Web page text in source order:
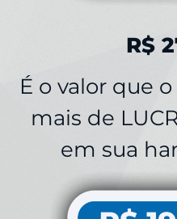
R$
É o valor que
mais de
em sua